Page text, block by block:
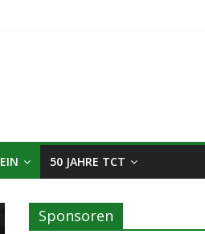
50 JAHRE TCT
Sponsoren